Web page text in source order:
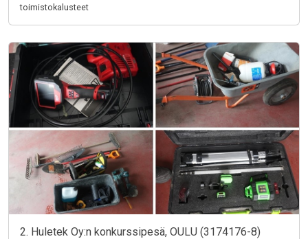
toimistokalusteet
2. Huletek Oy:n konkurssipesä, OULU (3174176-8)